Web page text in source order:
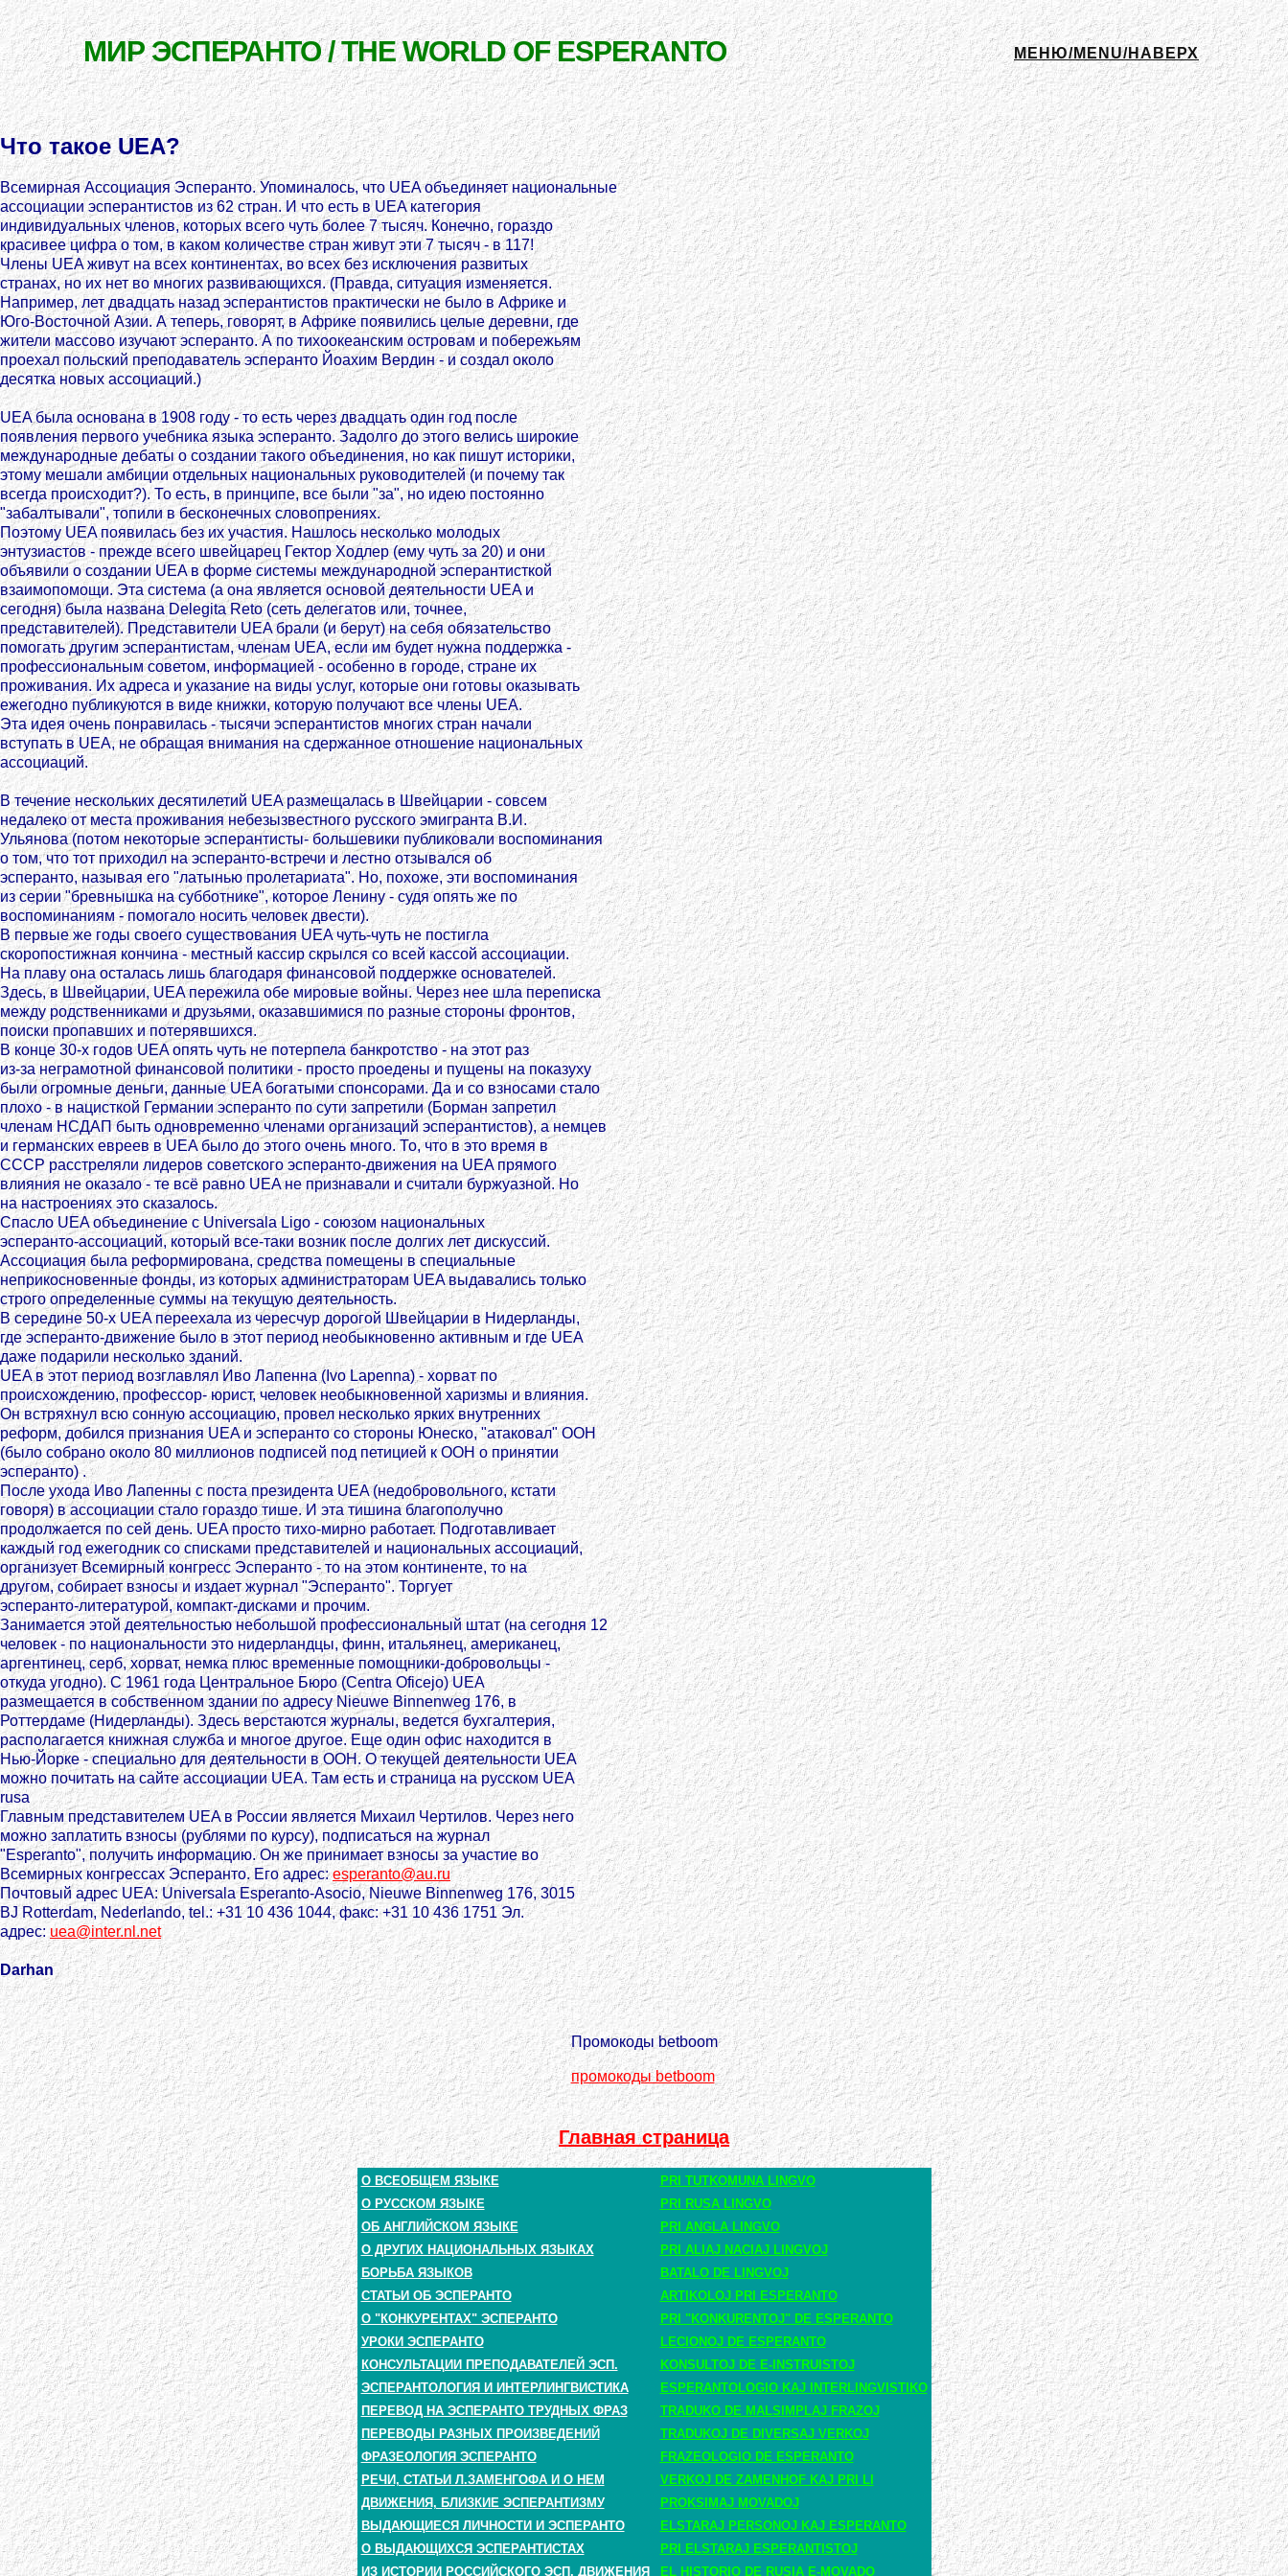
МИР ЭСПЕРАНТО / THE WORLD OF ESPERANTO МЕНЮ/MENU/НАВЕРХ
Что такое UEA?
Всемирная Ассоциация Эсперанто. Упоминалось, что UEA объединяет национальные
ассоциации эсперантистов из 62 стран. И что есть в UEA категория
индивидуальных членов, которых всего чуть более 7 тысяч. Конечно, гораздо
красивее цифра о том, в каком количестве стран живут эти 7 тысяч - в 117!
Члены UEA живут на всех континентах, во всех без исключения развитых
странах, но их нет во многих развивающихся. (Правда, ситуация изменяется.
Например, лет двадцать назад эсперантистов практически не было в Африке и
Юго-Восточной Азии. А теперь, говорят, в Африке появились целые деревни, где
жители массово изучают эсперанто. А по тихоокеанским островам и побережьям
проехал польский преподаватель эсперанто Йоахим Вердин - и создал около
десятка новых ассоциаций.)
UEA была основана в 1908 году - то есть через двадцать один год после
появления первого учебника языка эсперанто. Задолго до этого велись широкие
международные дебаты о создании такого объединения, но как пишут историки,
этому мешали амбиции отдельных национальных руководителей (и почему так
всегда происходит?). То есть, в принципе, все были "за", но идею постоянно
"забалтывали", топили в бесконечных словопрениях.
Поэтому UEA появилась без их участия. Нашлось несколько молодых
энтузиастов - прежде всего швейцарец Гектор Ходлер (ему чуть за 20) и они
объявили о создании UEA в форме системы международной эсперантисткой
взаимопомощи. Эта система (а она является основой деятельности UEA и
сегодня) была названа Delegita Reto (сеть делегатов или, точнее,
представителей). Представители UEA брали (и берут) на себя обязательство
помогать другим эсперантистам, членам UEA, если им будет нужна поддержка -
профессиональным советом, информацией - особенно в городе, стране их
проживания. Их адреса и указание на виды услуг, которые они готовы оказывать
ежегодно публикуются в виде книжки, которую получают все члены UEA.
Эта идея очень понравилась - тысячи эсперантистов многих стран начали
вступать в UEA, не обращая внимания на сдержанное отношение национальных
ассоциаций.
В течение нескольких десятилетий UEA размещалась в Швейцарии - совсем
недалеко от места проживания небезызвестного русского эмигранта В.И.
Ульянова (потом некоторые эсперантисты- большевики публиковали воспоминания
о том, что тот приходил на эсперанто-встречи и лестно отзывался об
эсперанто, называя его "латынью пролетариата". Но, похоже, эти воспоминания
из серии "бревнышка на субботнике", которое Ленину - судя опять же по
воспоминаниям - помогало носить человек двести).
В первые же годы своего существования UEA чуть-чуть не постигла
скоропостижная кончина - местный кассир скрылся со всей кассой ассоциации.
На плаву она осталась лишь благодаря финансовой поддержке основателей.
Здесь, в Швейцарии, UEA пережила обе мировые войны. Через нее шла переписка
между родственниками и друзьями, оказавшимися по разные стороны фронтов,
поиски пропавших и потерявшихся.
В конце 30-х годов UEA опять чуть не потерпела банкротство - на этот раз
из-за неграмотной финансовой политики - просто проедены и пущены на показуху
были огромные деньги, данные UEA богатыми спонсорами. Да и со взносами стало
плохо - в нацисткой Германии эсперанто по сути запретили (Борман запретил
членам НСДАП быть одновременно членами организаций эсперантистов), а немцев
и германских евреев в UEA было до этого очень много. То, что в это время в
СССР расстреляли лидеров советского эсперанто-движения на UEA прямого
влияния не оказало - те всё равно UEA не признавали и считали буржуазной. Но
на настроениях это сказалось.
Спасло UEA объединение с Universala Ligo - союзом национальных
эсперанто-ассоциаций, который все-таки возник после долгих лет дискуссий.
Ассоциация была реформирована, средства помещены в специальные
неприкосновенные фонды, из которых администраторам UEA выдавались только
строго определенные суммы на текущую деятельность.
В середине 50-х UEA переехала из чересчур дорогой Швейцарии в Нидерланды,
где эсперанто-движение было в этот период необыкновенно активным и где UEA
даже подарили несколько зданий.
UEA в этот период возглавлял Иво Лапенна (Ivo Lapenna) - хорват по
происхождению, профессор- юрист, человек необыкновенной харизмы и влияния.
Он встряхнул всю сонную ассоциацию, провел несколько ярких внутренних
реформ, добился признания UEA и эсперанто со стороны Юнеско, "атаковал" ООН
(было собрано около 80 миллионов подписей под петицией к ООН о принятии
эсперанто) .
После ухода Иво Лапенны с поста президента UEA (недобровольного, кстати
говоря) в ассоциации стало гораздо тише. И эта тишина благополучно
продолжается по сей день. UEA просто тихо-мирно работает. Подготавливает
каждый год ежегодник со списками представителей и национальных ассоциаций,
организует Всемирный конгресс Эсперанто - то на этом континенте, то на
другом, собирает взносы и издает журнал "Эсперанто". Торгует
эсперанто-литературой, компакт-дисками и прочим.
Занимается этой деятельностью небольшой профессиональный штат (на сегодня 12
человек - по национальности это нидерландцы, финн, итальянец, американец,
аргентинец, серб, хорват, немка плюс временные помощники-добровольцы -
откуда угодно). С 1961 года Центральное Бюро (Centra Oficejo) UEA
размещается в собственном здании по адресу Nieuwe Binnenweg 176, в
Роттердаме (Нидерланды). Здесь верстаются журналы, ведется бухгалтерия,
располагается книжная служба и многое другое. Еще один офис находится в
Нью-Йорке - специально для деятельности в ООН. О текущей деятельности UEA
можно почитать на сайте ассоциации UEA. Там есть и страница на русском UEA
rusa
Главным представителем UEA в России является Михаил Чертилов. Через него
можно заплатить взносы (рублями по курсу), подписаться на журнал
"Esperanto", получить информацию. Он же принимает взносы за участие во
Всемирных конгрессах Эсперанто. Его адрес:esperanto@au.ru
Почтовый адрес UEA: Universala Esperanto-Asocio, Nieuwe Binnenweg 176, 3015
BJ Rotterdam, Nederlando, tel.: +31 10 436 1044, факс: +31 10 436 1751 Эл.
адрес: uea@inter.nl.net
Darhan
Промокоды betboom
промокоды betboom
Главная страница
О ВСЕОБЩЕМ ЯЗЫКЕ
PRI TUTKOMUNA LINGVO
О РУССКОМ ЯЗЫКЕ
PRI RUSA LINGVO
ОБ АНГЛИЙСКОМ ЯЗЫКЕ
PRI ANGLA LINGVO
О ДРУГИХ НАЦИОНАЛЬНЫХ ЯЗЫКАХ
PRI ALIAJ NACIAJ LINGVOJ
БОРЬБА ЯЗЫКОВ
BATALO DE LINGVOJ
СТАТЬИ ОБ ЭСПЕРАНТО
ARTIKOLOJ PRI ESPERANTO
О "КОНКУРЕНТАХ" ЭСПЕРАНТО
PRI "KONKURENTOJ" DE ESPERANTO
УРОКИ ЭСПЕРАНТО
LECIONOJ DE ESPERANTO
КОНСУЛЬТАЦИИ ПРЕПОДАВАТЕЛЕЙ ЭСП.
KONSULTOJ DE E-INSTRUISTOJ
ЭСПЕРАНТОЛОГИЯ И ИНТЕРЛИНГВИСТИКА
ESPERANTOLOGIO KAJ INTERLINGVISTIKO
ПЕРЕВОД НА ЭСПЕРАНТО ТРУДНЫХ ФРАЗ
TRADUKO DE MALSIMPLAJ FRAZOJ
ПЕРЕВОДЫ РАЗНЫХ ПРОИЗВЕДЕНИЙ
TRADUKOJ DE DIVERSAJ VERKOJ
ФРАЗЕОЛОГИЯ ЭСПЕРАНТО
FRAZEOLOGIO DE ESPERANTO
РЕЧИ, СТАТЬИ Л.ЗАМЕНГОФА И О НЕМ
VERKOJ DE ZAMENHOF KAJ PRI LI
ДВИЖЕНИЯ, БЛИЗКИЕ ЭСПЕРАНТИЗМУ
PROKSIMAJ MOVADOJ
ВЫДАЮЩИЕСЯ ЛИЧНОСТИ И ЭСПЕРАНТО
ELSTARAJ PERSONOJ KAJ ESPERANTO
О ВЫДАЮЩИХСЯ ЭСПЕРАНТИСТАХ
PRI ELSTARAJ ESPERANTISTOJ
ИЗ ИСТОРИИ РОССИЙСКОГО ЭСП. ДВИЖЕНИЯ
EL HISTORIO DE RUSIA E-MOVADO